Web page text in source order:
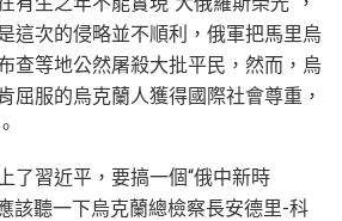
這次的侵略並不順利，俄軍把馬里烏
查等地公然屠殺大批平民，然而，烏
屈服的烏克蘭人獲得國際社會尊重，
了習近平，要搞一個“俄中新時
該聽一下烏克蘭總檢察長安德里-科